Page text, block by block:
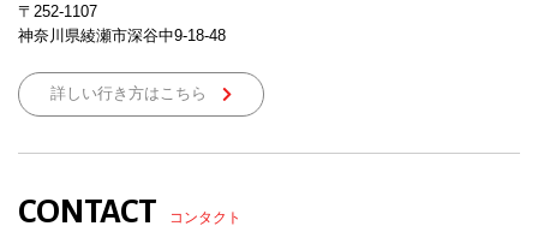
〒252-1107
神奈川県綾瀬市深谷中9-18-48
詳しい行き方はこちら
CONTACT コンタクト